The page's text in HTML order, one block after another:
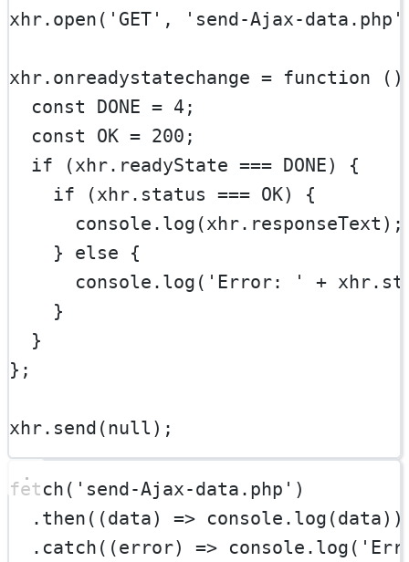
xhr. open ( 'GET' , 'send-Ajax-data.php'
xhr. onreadystatechange = function ()
const
DONE = 4 ;
const
OK = 200 ;
if (xhr.readyState === DONE) {
if (xhr.status === OK) {
      console.
log (xhr.responseText);
    }
else {
      console.
log ( 'Error: ' +
    }
  }
};
xhr. send ( null );
fetch ( 'send-Ajax-data.php' )
  .
then ((data) => console. log (data))
  .
catch ((error) => console. log (